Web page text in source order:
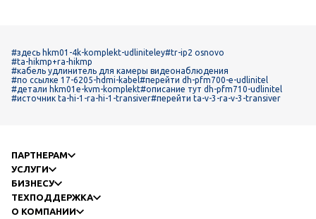
#здесь hkm01-4k-komplekt-udliniteley#tr-ip2 osnovo
#ta-hikmp+ra-hikmp
#кабель удлинитель для камеры видеонаблюдения
#по ссылке 17-6205-hdmi-kabel#перейти dh-pfm700-e-udlinitel
#детали hkm01e-kvm-komplekt#описание тут dh-pfm710-udlinitel
#источник ta-hi-1-ra-hi-1-transiver#перейти ta-v-3-ra-v-3-transiver
ПАРТНЕРАМ
УСЛУГИ
БИЗНЕСУ
ТЕХПОДДЕРЖКА
О КОМПАНИИ